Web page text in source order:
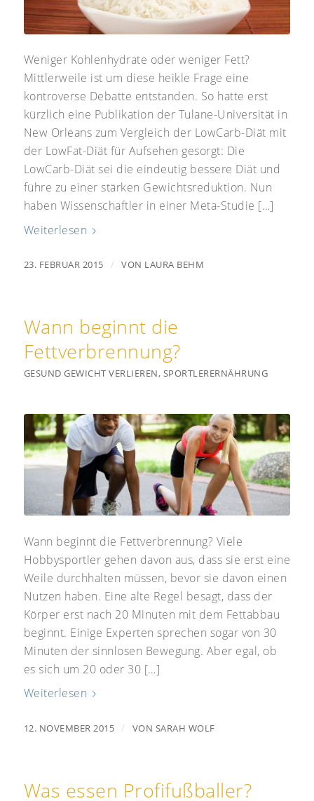
Weniger Kohlenhydrate oder weniger Fett?
Mittlerweile ist um diese heikle Frage eine
kontroverse Debatte entstanden. So hatte erst
kürzlich eine Publikation der Tulane-Universität in
New Orleans zum Vergleich der LowCarb-Diät mit
der LowFat-Diät für Aufsehen gesorgt: Die
LowCarb-Diät sei die eindeutig bessere Diät und
führe zu einer stärken Gewichtsreduktion. Nun
haben Wissenschaftler in einer Meta-Studie […]
Weiterlesen
23. FEBRUAR 2015 / VON LAURA BEHM
Wann beginnt die
Fettverbrennung?
GESUND GEWICHT VERLIEREN, SPORTLERERNÄHRUNG
Wann beginnt die Fettverbrennung? Viele
Hobbysportler gehen davon aus, dass sie erst eine
Weile durchhalten müssen, bevor sie davon einen
Nutzen haben. Eine alte Regel besagt, dass der
Körper erst nach 20 Minuten mit dem Fettabbau
beginnt. Einige Experten sprechen sogar von 30
Minuten der sinnlosen Bewegung. Aber egal, ob
es sich um 20 oder 30 […]
Weiterlesen
12. NOVEMBER 2015 / VON SARAH WOLF
Was essen Profifußballer?